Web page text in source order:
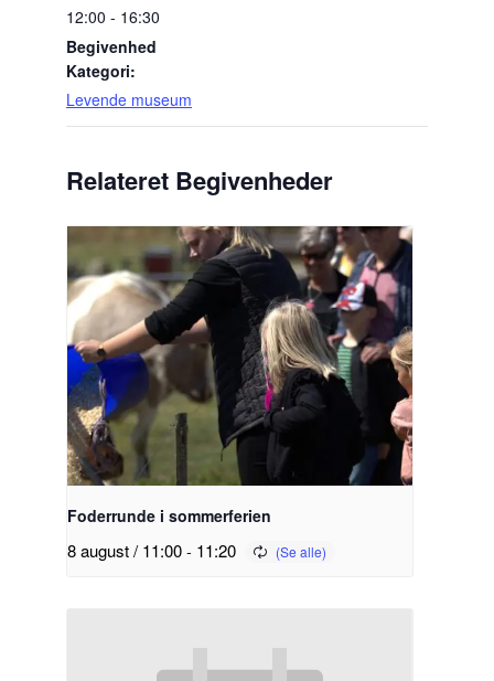
12:00 - 16:30
Begivenhed
Kategori:
Levende museum
Relateret Begivenheder
Foderrunde i sommerferien
8 august / 11:00- 11:20